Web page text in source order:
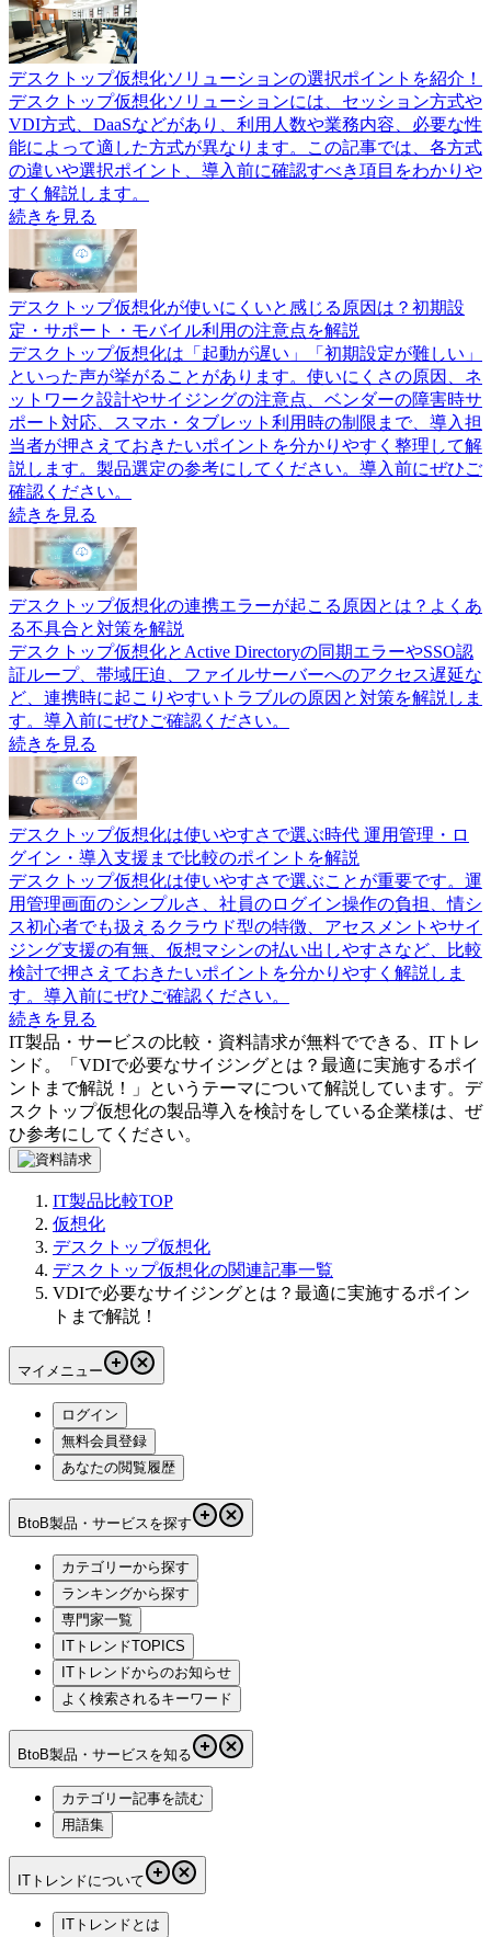
デスクトップ仮想化ソリューションの選択ポイントを紹介！
デスクトップ仮想化ソリューションには、セッション方式や
VDI方式、DaaSなどがあり、利用人数や業務内容、必要な性
能によって適した方式が異なります。この記事では、各方式
の違いや選択ポイント、導入前に確認すべき項目をわかりや
すく解説します。
続きを見る
デスクトップ仮想化が使いにくいと感じる原因は？初期設
定・サポート・モバイル利用の注意点を解説
デスクトップ仮想化は「起動が遅い」「初期設定が難しい」
といった声が挙がることがあります。使いにくさの原因、ネ
ットワーク設計やサイジングの注意点、ベンダーの障害時サ
ポート対応、スマホ・タブレット利用時の制限まで、導入担
当者が押さえておきたいポイントを分かりやすく整理して解
説します。製品選定の参考にしてください。導入前にぜひご
確認ください。
続きを見る
デスクトップ仮想化の連携エラーが起こる原因とは？よくあ
る不具合と対策を解説
デスクトップ仮想化とActive Directoryの同期エラーやSSO認
証ループ、帯域圧迫、ファイルサーバーへのアクセス遅延な
ど、連携時に起こりやすいトラブルの原因と対策を解説しま
す。導入前にぜひご確認ください。
続きを見る
デスクトップ仮想化は使いやすさで選ぶ時代 運用管理・ロ
グイン・導入支援まで比較のポイントを解説
デスクトップ仮想化は使いやすさで選ぶことが重要です。運
用管理画面のシンプルさ、社員のログイン操作の負担、情シ
ス初心者でも扱えるクラウド型の特徴、アセスメントやサイ
ジング支援の有無、仮想マシンの払い出しやすさなど、比較
検討で押さえておきたいポイントを分かりやすく解説しま
す。導入前にぜひご確認ください。
続きを見る
IT製品・サービスの比較・資料請求が無料でできる、ITトレ
ンド。「 VDIで必要なサイジングとは？最適に実施するポイ
ントまで解説！
」というテーマについて解説しています。 デ
スクトップ仮想化の製品導入を検討をしている企業様は、ぜ
ひ参考にしてください。
IT製品比較TOP
仮想化
デスクトップ仮想化
デスクトップ仮想化の関連記事一覧
VDIで必要なサイジングとは？最適に実施するポイン
トまで解説！
マイメニュー
ログイン
無料会員登録
あなたの閲覧履歴
BtoB製品・サービスを探す
カテゴリーから探す
ランキングから探す
専門家一覧
ITトレンドTOPICS
ITトレンドからのお知らせ
よく検索されるキーワード
BtoB製品・サービスを知る
カテゴリー記事を読む
用語集
ITトレンドについて
ITトレンドとは